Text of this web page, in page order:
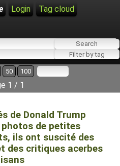
Login
Tag cloud
50 100
1 / 1
de Donald Trump
de petites
ils ont suscité des
des critiques acerbes